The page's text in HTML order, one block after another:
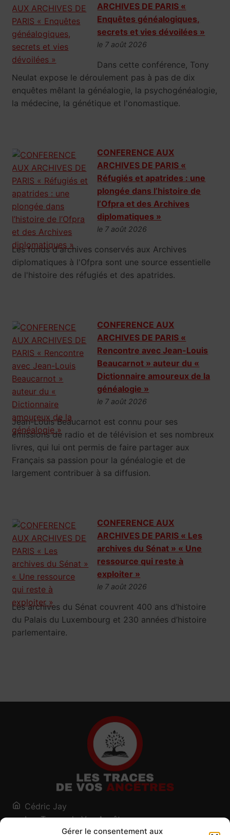
Gérer le consentement aux
ARCHIVES DE PARIS «
Enquêtes généalogiques,
secrets et vies dévoilées »
le 7 août 2026
Dans cette conférence, Tony
Neulat expose le déroulement pas à pas de dix
enquêtes mêlant la généalogie, la psychogénéalogie,
la médecine, la génétique et l'onomastique.
CONFERENCE AUX
ARCHIVES DE PARIS «
Réfugiés et apatrides : une
plongée dans l’histoire de
l’Ofpra et des Archives
diplomatiques »
le 7 août 2026
Les fonds d'archives conservés aux Archives
diplomatiques à l'Ofpra sont une source essentielle
de l'histoire des réfugiés et des apatrides.
CONFERENCE AUX
ARCHIVES DE PARIS «
Rencontre avec Jean-Louis
Beaucarnot » auteur du «
Dictionnaire amoureux de la
généalogie »
le 7 août 2026
Jean-Louis Beaucarnot est connu pour ses
émissions de radio et de télévision et ses nombreux
livres, qui lui ont permis de faire partager aux
Français sa passion pour la généalogie et de
largement contribuer à sa diffusion.
CONFERENCE AUX
ARCHIVES DE PARIS « Les
archives du Sénat » « Une
ressource qui reste à
exploiter »
le 7 août 2026
Les archives du Sénat couvrent 400 ans d’histoire
du Palais du Luxembourg et 230 années d’histoire
parlementaire.
Cédric Jay
Les Traces de Vos Ancêtres
120, chemin des Salines